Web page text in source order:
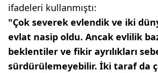
ifadeleri kullanmıştı:
"Çok severek evlendik ve iki
evlat nasip oldu. Ancak evlilik
beklentiler ve fikir ayrılıkları
sürdürülemeyebilir. İki taraf da